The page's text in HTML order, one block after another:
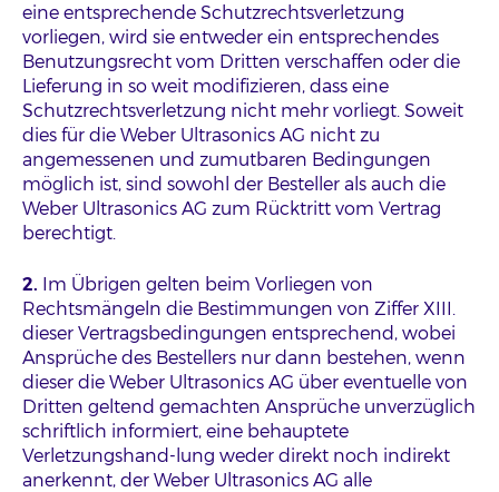
eine entsprechende Schutzrechtsverletzung
vorliegen, wird sie entweder ein entsprechendes
Benutzungsrecht vom Dritten verschaffen oder die
Lieferung in so weit modifizieren, dass eine
Schutzrechtsverletzung nicht mehr vorliegt. Soweit
dies für die Weber Ultrasonics AG nicht zu
angemessenen und zumutbaren Bedingungen
möglich ist, sind sowohl der Besteller als auch die
Weber Ultrasonics AG zum Rücktritt vom Vertrag
berechtigt.
2. Im Übrigen gelten beim Vorliegen von
Rechtsmängeln die Bestimmungen von Ziffer XIII.
dieser Vertragsbedingungen entsprechend, wobei
Ansprüche des Bestellers nur dann bestehen, wenn
dieser die Weber Ultrasonics AG über eventuelle von
Dritten geltend gemachten Ansprüche unverzüglich
schriftlich informiert, eine behauptete
Verletzungshand-lung weder direkt noch indirekt
anerkennt, der Weber Ultrasonics AG alle